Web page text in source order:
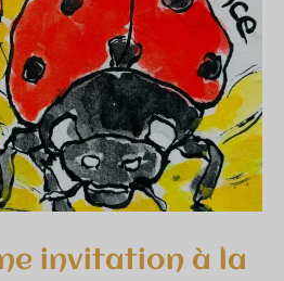
invitation à la